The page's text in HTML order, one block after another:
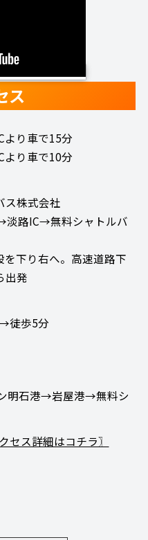
ス
り車で15分
り車で10分
ス株式会社
路IC→無料シャトルバ
下り右へ。高速道路下
出発
徒歩5分
明石港→岩屋港→無料シ
セス詳細はコチラ〗